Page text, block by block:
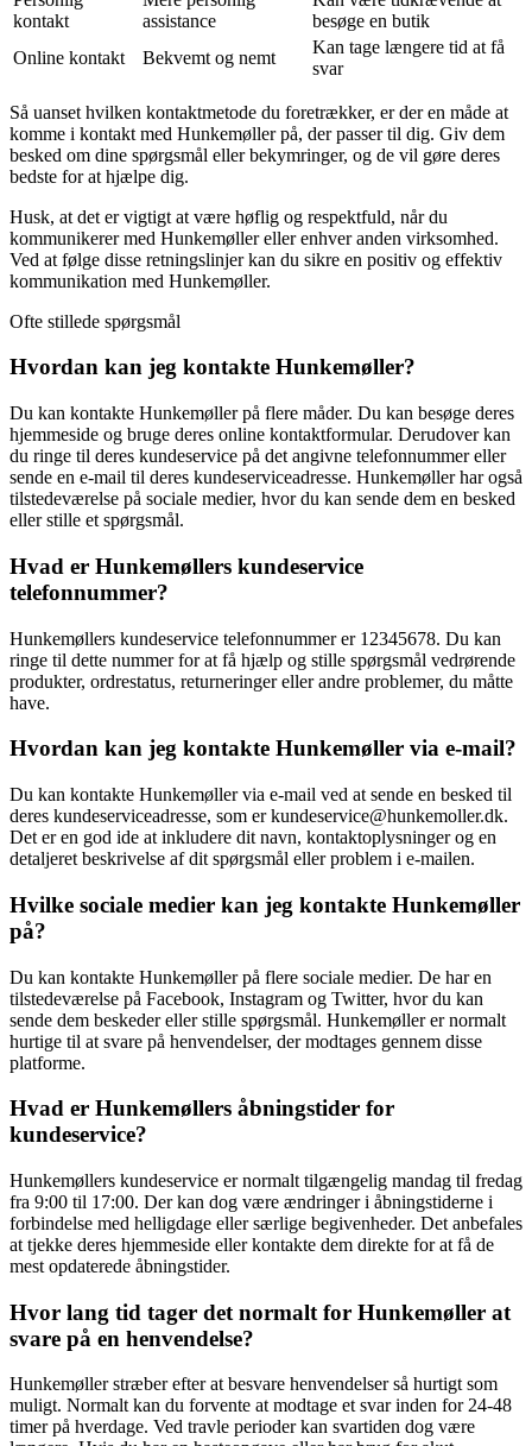
kontakt
assistance
besøge en butik
Online kontakt
Bekvemt og nemt
Kan tage længere tid at få
svar
Så uanset hvilken kontaktmetode du foretrækker, er der en måde at
komme i kontakt med Hunkemøller på, der passer til dig. Giv dem
besked om dine spørgsmål eller bekymringer, og de vil gøre deres
bedste for at hjælpe dig.
Husk, at det er vigtigt at være høflig og respektfuld, når du
kommunikerer med Hunkemøller eller enhver anden virksomhed.
Ved at følge disse retningslinjer kan du sikre en positiv og effektiv
kommunikation med Hunkemøller.
Ofte stillede spørgsmål
Hvordan kan jeg kontakte Hunkemøller?
Du kan kontakte Hunkemøller på flere måder. Du kan besøge deres
hjemmeside og bruge deres online kontaktformular. Derudover kan
du ringe til deres kundeservice på det angivne telefonnummer eller
sende en e-mail til deres kundeserviceadresse. Hunkemøller har også
tilstedeværelse på sociale medier, hvor du kan sende dem en besked
eller stille et spørgsmål.
Hvad er Hunkemøllers kundeservice
telefonnummer?
Hunkemøllers kundeservice telefonnummer er 12345678. Du kan
ringe til dette nummer for at få hjælp og stille spørgsmål vedrørende
produkter, ordrestatus, returneringer eller andre problemer, du måtte
have.
Hvordan kan jeg kontakte Hunkemøller via e-mail?
Du kan kontakte Hunkemøller via e-mail ved at sende en besked til
deres kundeserviceadresse, som er kundeservice@hunkemoller.dk.
Det er en god ide at inkludere dit navn, kontaktoplysninger og en
detaljeret beskrivelse af dit spørgsmål eller problem i e-mailen.
Hvilke sociale medier kan jeg kontakte Hunkemøller
på?
Du kan kontakte Hunkemøller på flere sociale medier. De har en
tilstedeværelse på Facebook, Instagram og Twitter, hvor du kan
sende dem beskeder eller stille spørgsmål. Hunkemøller er normalt
hurtige til at svare på henvendelser, der modtages gennem disse
platforme.
Hvad er Hunkemøllers åbningstider for
kundeservice?
Hunkemøllers kundeservice er normalt tilgængelig mandag til fredag
fra 9:00 til 17:00. Der kan dog være ændringer i åbningstiderne i
forbindelse med helligdage eller særlige begivenheder. Det anbefales
at tjekke deres hjemmeside eller kontakte dem direkte for at få de
mest opdaterede åbningstider.
Hvor lang tid tager det normalt for Hunkemøller at
svare på en henvendelse?
Hunkemøller stræber efter at besvare henvendelser så hurtigt som
muligt. Normalt kan du forvente at modtage et svar inden for 24-48
timer på hverdage. Ved travle perioder kan svartiden dog være